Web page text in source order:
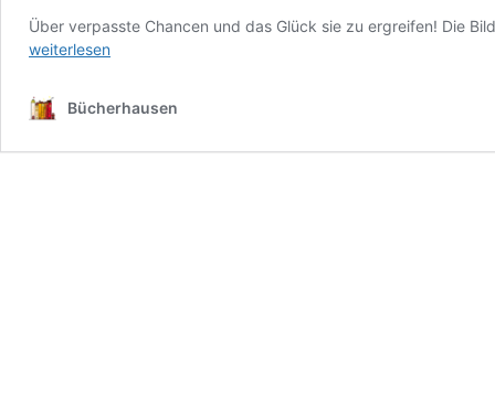
Über verpasste Chancen und das Glück sie zu ergreifen! Die
weiterlesen
Bücherhausen